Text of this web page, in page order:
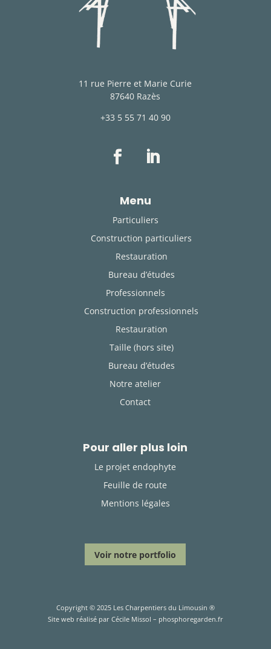
11 rue Pierre et Marie Curie
87640 Razès
+33 5 55 71 40 90
Menu
Particuliers
Construction particuliers
Restauration
Bureau d’études
Professionnels
Construction professionnels
Restauration
Taille (hors site)
Bureau d’études
Notre atelier
Contact
Pour aller plus loin
Le projet endophyte
Feuille de route
Mentions légales
Voir notre portfolio
Copyright © 2025 Les Charpentiers du Limousin ®
Site web réalisé par Cécile Missol – phosphoregarden.fr